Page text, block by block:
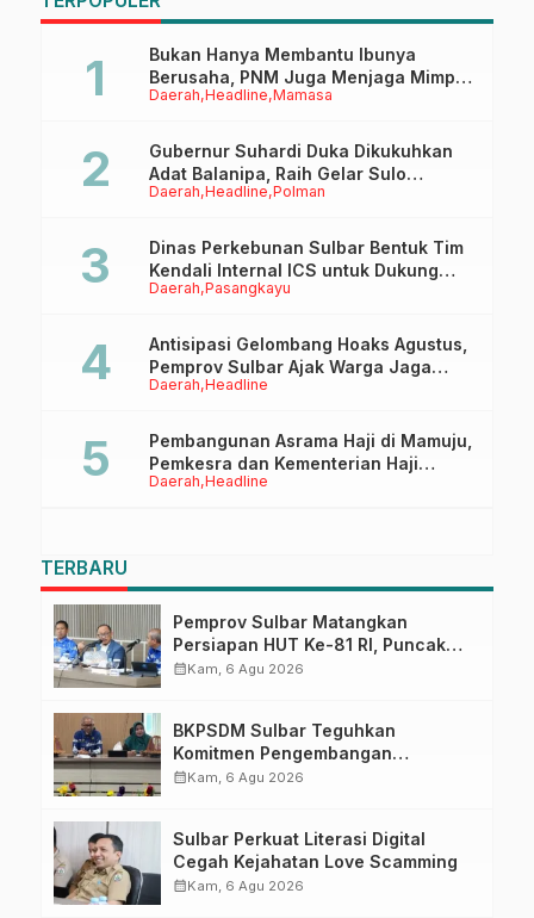
Daerah Headline Mamasa
Bukan Hanya Membantu Ibunya
Berusaha, PNM Juga Menjaga Mimpi
Anaknya Untuk Menggapai Cita-Cita
Daerah Headline Polman
Gubernur Suhardi Duka Dikukuhkan
Adat Balanipa, Raih Gelar Sulo
Tappidena
Daerah Pasangkayu
Dinas Perkebunan Sulbar Bentuk Tim
Kendali Internal ICS untuk Dukung
Sertifikasi ISPO Pekebun di
Daerah Headline
Antisipasi Gelombang Hoaks Agustus,
Pemprov Sulbar Ajak Warga Jaga
Ruang Digital
Daerah Headline
Pembangunan Asrama Haji di Mamuju,
Pemkesra dan Kementerian Haji
Sulbar Tinjau Lokasi
TERBARU
Pemprov Sulbar Matangkan
Persiapan HUT Ke-81 RI, Puncak
Upacara di Lapangan Ahmad
calendar_monthKam, 6 Agu 2026
BKPSDM Sulbar Teguhkan
Komitmen Pengembangan
Kompetensi ASN melalui
calendar_monthKam, 6 Agu 2026
Sulbar Perkuat Literasi Digital
Cegah Kejahatan Love Scamming
calendar_monthKam, 6 Agu 2026